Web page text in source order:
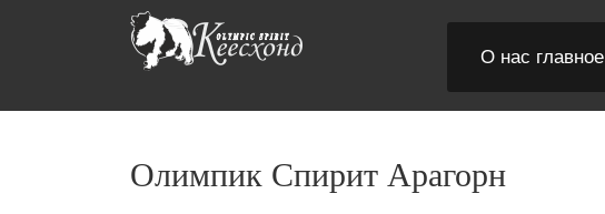
О нас главное
Олимпик Спирит Арагорн